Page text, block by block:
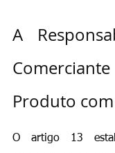
A
Produto
O artigo 13